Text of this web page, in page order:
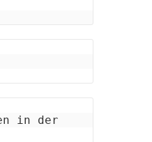
in der